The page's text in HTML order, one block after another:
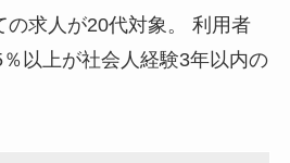
の求人が20代対象。 利用者
以上が社会人経験3年以内の